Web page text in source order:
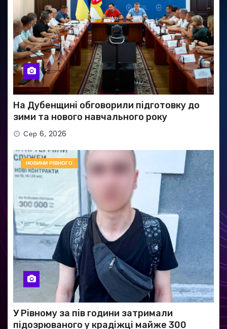
На Дубенщині обговорили підготовку до
зими та нового навчального року
Сер 6, 2026
НОВИНИ РІВНОГО
У Рівному за пів години затримали
підозрюваного у крадіжці майже 300